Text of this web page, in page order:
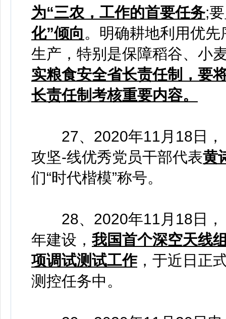
为“三农，工作的首要任务;
化”倾向。明确耕地利用优
生产，特别是保障稻谷、小
实粮食安全省长责任制，要
长责任制考核重要内容。
27、2020年11月18日，
攻坚-线优秀党员干部代表黄
们“时代楷模”称号。
28、2020年11月18日，
年建设， 我国首个深空天线
项调试测试工作，于近日正
测控任务中。